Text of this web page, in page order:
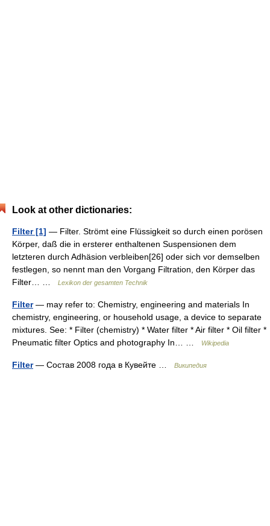
Look at other dictionaries:
Filter [1] — Filter. Strömt eine Flüssigkeit so durch einen porösen
Körper, daß die in ersterer enthaltenen Suspensionen dem
letzteren durch Adhäsion verbleiben[26] oder sich vor demselben
festlegen, so nennt man den Vorgang Filtration, den Körper das
Filter… …
Lexikon der gesamten Technik
Filter— may refer to: Chemistry, engineering and materials In
chemistry, engineering, or household usage, a device to separate
mixtures. See: * Filter (chemistry) * Water filter * Air filter * Oil filter *
Pneumatic filter Optics and photography In… …
Wikipedia
Filter— Состав 2008 года в Кувейте … Википедия